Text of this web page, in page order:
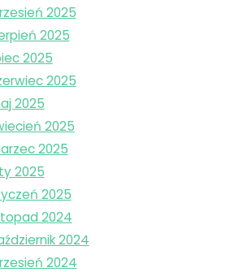
2025
2025
2025
2025
2025
2025
2025
2025
2025
2024
2024
2024